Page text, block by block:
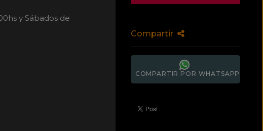
y Sábados de
Compartir
COMPARTIR POR WHATSAPP